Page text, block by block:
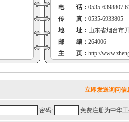
电 话： 0535-6398807
传 真： 0535-6933805
地 址： 山东省烟台市
邮 编： 264006
主 页： http://
立即发送询问信
密码: 免费注册为中华